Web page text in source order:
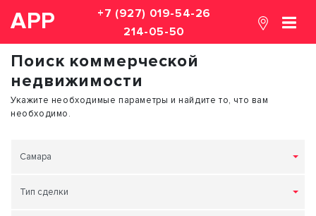
АРР
+7 (927) 019-54-26
214-05-50
Поиск коммерческой
недвижимости
Укажите необходимые параметры и найдите то, что вам
необходимо.
Самара
Тип сделки